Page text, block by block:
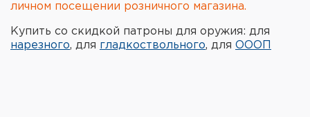
личном посещении розничного магазина.
Купить со скидкой патроны для оружия: для
нарезного, для гладкоствольного, для ОООП